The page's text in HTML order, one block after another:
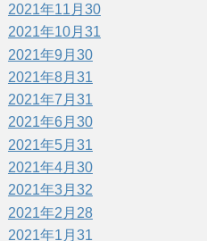
2021年11月 30
2021年10月 31
2021年9月 30
2021年8月 31
2021年7月 31
2021年6月 30
2021年5月 31
2021年4月 30
2021年3月 32
2021年2月 28
2021年1月 31